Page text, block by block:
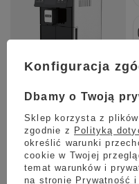
ZESTAW - Ekspres do
spieniacz mleka JURA
5.00 2 opinie
Konfiguracja
Dbamy o Twoją
Sklep korzysta z
zgodnie z Polityką
określić warunki
cookie w Twojej
temat warunków i
na stronie Prywatność